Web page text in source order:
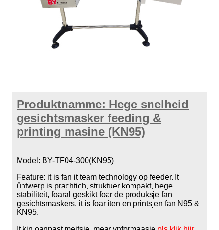
Produktnamme: Hege snelheid
gesichtsmasker feeding &
printing masine (KN95)
Model: BY-TF04-300(KN95)
Feature: it is fan it team technology op feeder. It
ûntwerp is prachtich, struktuer kompakt, hege
stabiliteit, foaral geskikt foar de produksje fan
gesichtsmaskers. it is foar iten en printsjen fan N95 &
KN95.